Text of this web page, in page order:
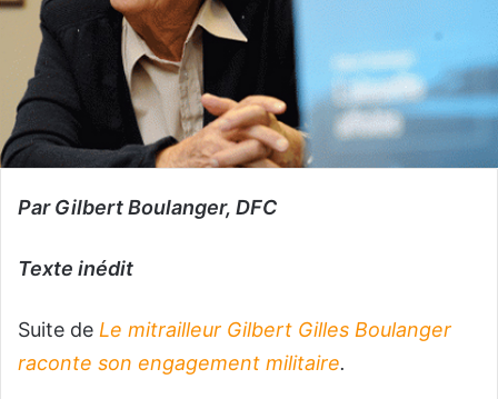
Par Gilbert Boulanger, DFC
Texte inédit
Suite de Le mitrailleur Gilbert Gilles Boulanger
raconte son engagement militaire.